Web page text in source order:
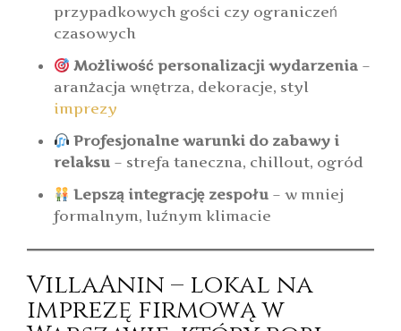
przypadkowych gości czy ograniczeń
czasowych
Możliwość personalizacji wydarzenia –
aranżacja wnętrza, dekoracje, styl
imprezy
Profesjonalne warunki do zabawy i
relaksu – strefa taneczna, chillout, ogród
Lepszą integrację zespołu – w mniej
formalnym, luźnym klimacie
VillaAnin – lokal na
imprezę firmową w